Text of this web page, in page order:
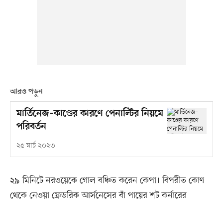
আরও পড়ুন
মার্তিনেজ–কাণ্ডের কারণে পেনাল্টির নিয়মে
পরিবর্তন
২৫ মার্চ ২০২৩
২৯ মিনিটে নরওয়েকে গোল বঞ্চিত করেন কেপা। বিপরীত কোণ
থেকে নেওয়া ফ্রেডরিক আর্সনেসের বাঁ পায়ের শট কর্নারের